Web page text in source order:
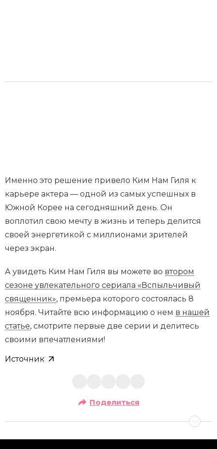
Именно это решение привело Ким Нам Гиля к
карьере актера — одной из самых успешных в
Южной Корее на сегодняшний день. Он
воплотил свою мечту в жизнь и теперь делится
своей энергетикой с миллионами зрителей
через экран.
А увидеть Ким Нам Гиля вы можете во втором
сезоне увлекательного сериала «Вспыльчивый
священник», премьера которого состоялась 8
ноября. Читайте всю информацию о нем в нашей
статье, смотрите первые две серии и делитесь
своими впечатлениями!
Источник
Поделиться